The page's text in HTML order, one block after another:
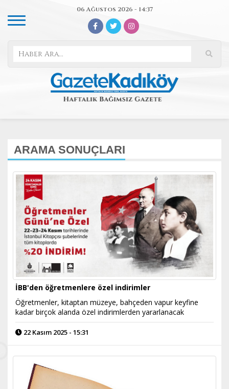
06 Ağustos 2026 - 14:37
ARAMA SONUÇLARI
İBB'den öğretmenlere özel indirimler
Öğretmenler, kitaptan müzeye, bahçeden vapur keyfine
kadar birçok alanda özel indirimlerden yararlanacak
22 Kasım 2025 - 15:31